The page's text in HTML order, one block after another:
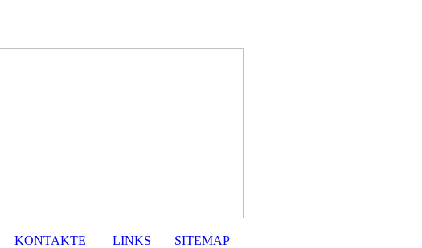
KONTAKTE LINKS SITEMAP